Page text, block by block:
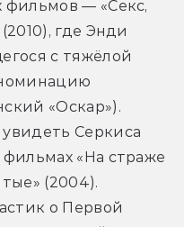
— «Секс,
где Энди
с тяжёлой
«Оскар»).
Серкиса
«На страже
(2004).
о Первой